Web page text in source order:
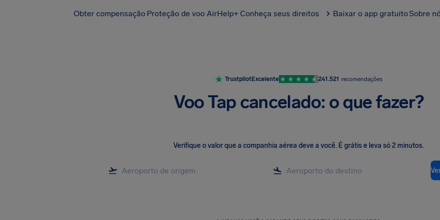
Obter compensação Proteção de voo AirHelp+ Conheça seus direitos Baixar o app gratuitoSobre
TrustpilotExcelente 241.521 recomendações
Voo Tap cancelado: o que fazer?
Verifique o valor que a companhia aérea deve a você. É grátis e leva só 2 minutos.